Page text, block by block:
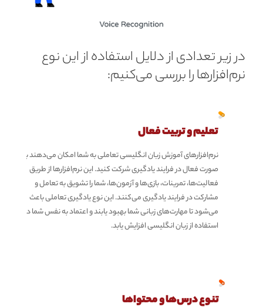
در زیر تعدادی از دلایل استفاده از این نوع
نرم‌افزارها را بررسی می‌کنیم:
تعلیم و تربیت فعال
نرم‌افزارهای آموزش زبان انگلیسی تعاملی به شما امکان می‌دهند به
صورت فعال در فرایند یادگیری شرکت کنید. این نرم‌افزارها از طریق
فعالیت‌ها، تمرینات، بازی‌ها و آزمون‌ها، شما را تشویق به تعامل و
مشارکت در فرایند یادگیری می‌کنند. این نوع یادگیری تعاملی باعث
می‌شود تا مهارت‌های زبانی شما بهبود یابند و اعتماد به نفس شما در
استفاده از زبان انگلیسی افزایش یابد.
تنوع درس‌ها و محتواها